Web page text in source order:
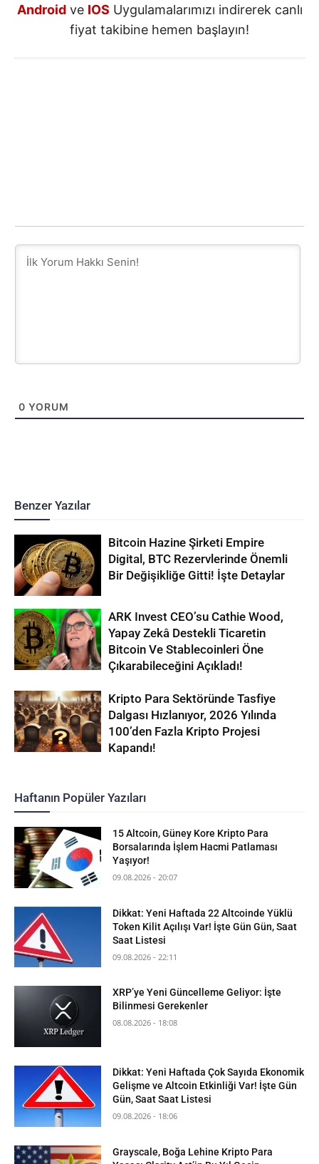
Androidve IOS Uygulamalarımızı indirerek canlı
fiyat takibine hemen başlayın!
0 YORUM
Benzer Yazılar
Bitcoin Hazine Şirketi Empire
Digital, BTC Rezervlerinde Önemli
Bir Değişikliğe Gitti! İşte Detaylar
ARK Invest CEO’su Cathie Wood,
Yapay Zekâ Destekli Ticaretin
Bitcoin Ve Stablecoinleri Öne
Çıkarabileceğini Açıkladı!
Kripto Para Sektöründe Tasfiye
Dalgası Hızlanıyor, 2026 Yılında
100’den Fazla Kripto Projesi
Kapandı!
Haftanın Popüler Yazıları
15 Altcoin, Güney Kore Kripto Para
Borsalarında İşlem Hacmi Patlaması
Yaşıyor!
09.08.2026 - 20:07
Dikkat: Yeni Haftada 22 Altcoinde Yüklü
Token Kilit Açılışı Var! İşte Gün Gün, Saat
Saat Listesi
09.08.2026 - 22:11
XRP’ye Yeni Güncelleme Geliyor: İşte
Bilinmesi Gerekenler
08.08.2026 - 18:08
Dikkat: Yeni Haftada Çok Sayıda Ekonomik
Gelişme ve Altcoin Etkinliği Var! İşte Gün
Gün, Saat Saat Listesi
09.08.2026 - 18:06
Grayscale, Boğa Lehine Kripto Para